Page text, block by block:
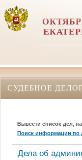
СУДЕБНОЕ
Вывести список дел,
Поиск информации по
Дела об